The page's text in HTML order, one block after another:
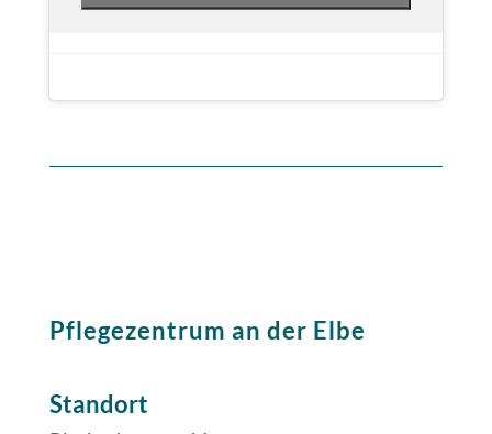
Pflegezentrum an der Elbe
Standort